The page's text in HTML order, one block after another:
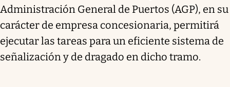
Administración General de Puertos (AGP), en su
carácter de empresa concesionaria, permitirá
ejecutar las tareas para un eficiente sistema de
señalización y de dragado en dicho tramo.